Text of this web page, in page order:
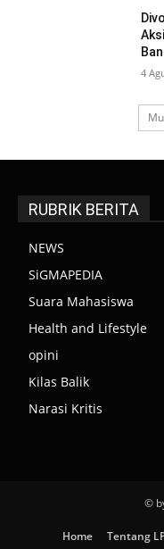
4
RUBRIK BERITA
NEWS
SiGMAPEDIA
Suara Mahasiswa
Health and Lifestyle
opini
Kilas Balik
Narasi Kritis
©
Home Tentang